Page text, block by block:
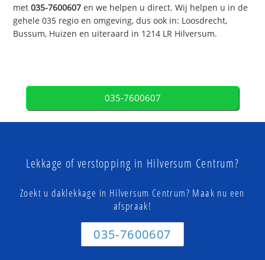
met035-7600607 en we helpen u direct. Wij helpen u in de
gehele 035 regio en omgeving, dus ook in: Loosdrecht,
Bussum, Huizen en uiteraard in 1214 LR Hilversum.
035-7600607
Lekkage of verstopping in Hilversum Centrum?
Zoekt u daklekkage in Hilversum Centrum? Maak nu een
afspraak!
035-7600607